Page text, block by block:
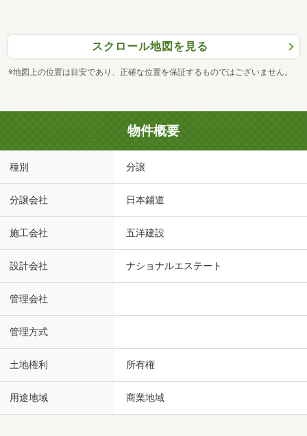
スクロール地図を見る
※地図上の位置は目安であり、正確な位置を保証するものではございません。
物件概要
種別 分譲
分譲会社 日本鋪道
施工会社 五洋建設
設計会社 ナショナルエステート
管理会社
管理方式
土地権利 所有権
用途地域 商業地域